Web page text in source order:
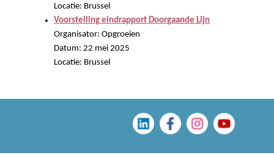
Locatie: Brussel
Voorstelling eindrapport Doorgaande Lijn
Organisator: Opgroeien
Datum: 22 mei 2025
Locatie: Brussel